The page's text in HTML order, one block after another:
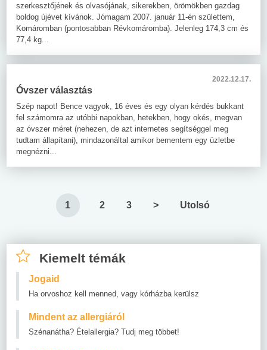
szerkesztőjének és olvasójának, sikerekben, örömökben gazdag
boldog újévet kívánok. Jómagam 2007. január 11-én születtem,
Komáromban (pontosabban Révkomáromba). Jelenleg 174,3 cm és
77,4 kg...
2022.12.17.
Óvszer választás
Szép napot! Bence vagyok, 16 éves és egy olyan kérdés bukkant
fel számomra az utóbbi napokban, hetekben, hogy okés, megvan
az óvszer méret (nehezen, de azt internetes segítséggel meg
tudtam állapítani), mindazonáltal amikor bementem egy üzletbe
megnézni...
1 2 3 > Utolsó
Kiemelt témák
Jogaid
Ha orvoshoz kell menned, vagy kórházba kerülsz
Mindent az allergiáról
Szénanátha? Ételallergia? Tudj meg többet!